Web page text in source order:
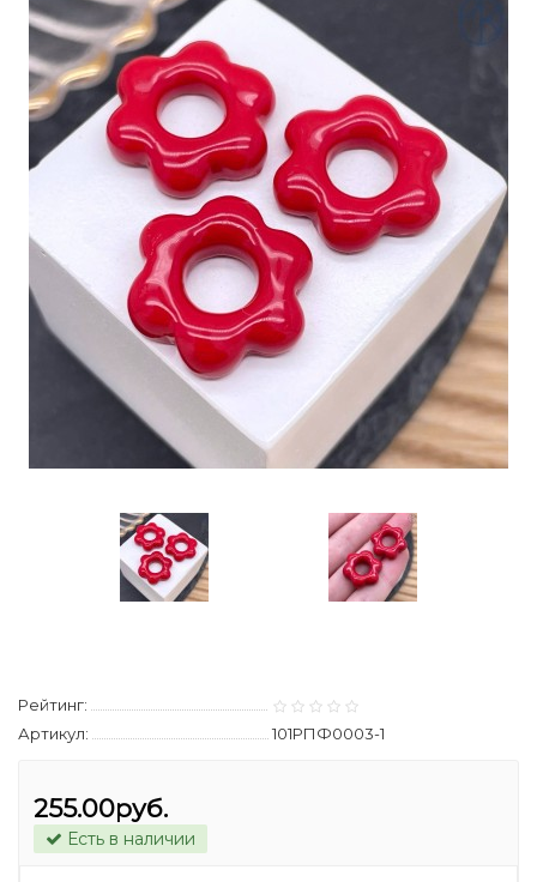
Рейтинг:
Артикул:
101РПФ0003-1
255.00руб.
Есть в наличии